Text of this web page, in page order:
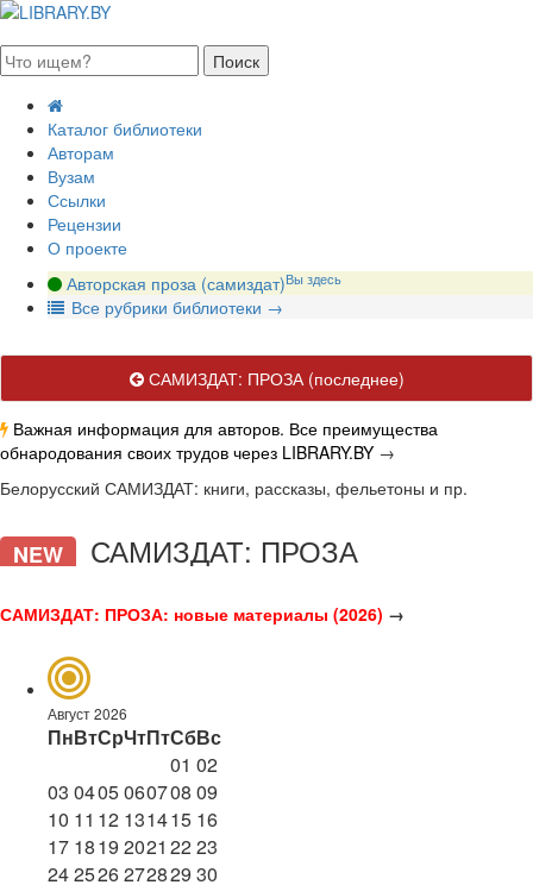
Каталог библиотеки
Авторам
Вузам
Ссылки
Рецензии
О проекте
Авторская проза (самиздат)Вы здесь
Все рубрики библиотеки →
САМИЗДАТ: ПРОЗА(последнее)
Важная информация для авторов. Все преимущества
обнародования своих трудов через LIBRARY.BY →
Белорусский САМИЗДАТ: книги, рассказы, фельетоны и пр.
NEW САМИЗДАТ: ПРОЗА
САМИЗДАТ: ПРОЗА: новые материалы (2026) →
Август 2026
ПнВтСрЧтПтСбВс
01 02
03 0405060708 09
10 11 12 131415 16
17 1819 2021 2223
242526272829 30